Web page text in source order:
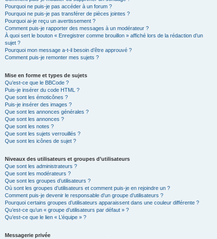
Pourquoi ne puis-je pas accéder à un forum ?
Pourquoi ne puis-je pas transférer de pièces jointes ?
Pourquoi ai-je reçu un avertissement ?
Comment puis-je rapporter des messages à un modérateur ?
À quoi sert le bouton « Enregistrer comme brouillon » affiché lors de la rédaction d’un
sujet ?
Pourquoi mon message a-t-il besoin d’être approuvé ?
Comment puis-je remonter mes sujets ?
Mise en forme et types de sujets
Qu’est-ce que le BBCode ?
Puis-je insérer du code HTML ?
Que sont les émoticônes ?
Puis-je insérer des images ?
Que sont les annonces générales ?
Que sont les annonces ?
Que sont les notes ?
Que sont les sujets verrouillés ?
Que sont les icônes de sujet ?
Niveaux des utilisateurs et groupes d’utilisateurs
Que sont les administrateurs ?
Que sont les modérateurs ?
Que sont les groupes d’utilisateurs ?
Où sont les groupes d’utilisateurs et comment puis-je en rejoindre un ?
Comment puis-je devenir le responsable d’un groupe d’utilisateurs ?
Pourquoi certains groupes d’utilisateurs apparaissent dans une couleur différente ?
Qu’est-ce qu’un « groupe d’utilisateurs par défaut » ?
Qu’est-ce que le lien « L’équipe » ?
Messagerie privée